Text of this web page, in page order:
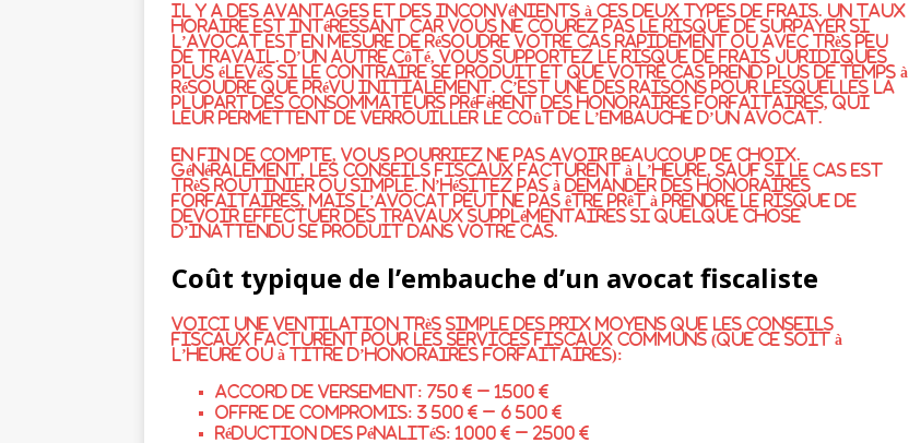
Il y a des avantages et des inconvénients à ces deux types de frais. Un taux
horaire est intéressant car vous ne courez pas le risque de surpayer si
l’avocat est en mesure de résoudre votre cas rapidement ou avec très peu
de travail. D’un autre côté, vous supportez le risque de frais juridiques
plus élevés si le contraire se produit et que votre cas prend plus de temps à
résoudre que prévu initialement. C’est une des raisons pour lesquelles la
plupart des consommateurs préfèrent des honoraires forfaitaires, qui
leur permettent de verrouiller le coût de l’embauche d’un avocat.
En fin de compte, vous pourriez ne pas avoir beaucoup de choix.
Généralement, les conseils fiscaux facturent à l’heure, sauf si le cas est
très routinier ou simple. N’hésitez pas à demander des honoraires
forfaitaires, mais l’avocat peut ne pas être prêt à prendre le risque de
devoir effectuer des travaux supplémentaires si quelque chose
d’inattendu se produit dans votre cas.
Coût typique de l’embauche d’un avocat fiscaliste
Voici une ventilation très simple des prix moyens que les conseils
fiscaux facturent pour les services fiscaux communs (que ce soit à
l’heure ou à titre d’honoraires forfaitaires):
Accord de versement: 750 € – 1500 €
Offre de compromis: 3 500 € – 6 500 €
Réduction des pénalités: 1000 € – 2500 €